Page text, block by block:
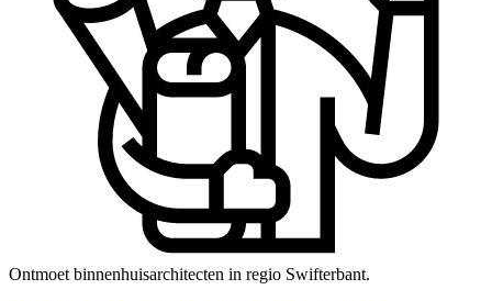
Ontmoet binnenhuisarchitecten in regio Swifterbant.